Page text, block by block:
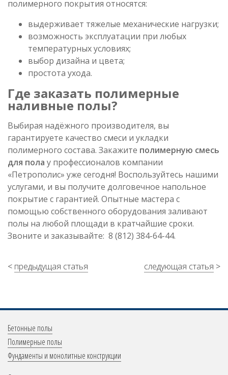
полимерного покрытия относятся:
выдерживает тяжелые механические нагрузки;
возможность эксплуатации при любых
температурных условиях;
выбор дизайна и цвета;
простота ухода.
Где заказать полимерные
наливные полы?
Выбирая надёжного производителя, вы
гарантируете качество смеси и укладки
полимерного состава. Закажите полимерную смесь
для пола у профессионалов компании
«Петрополис» уже сегодня! Воспользуйтесь нашими
услугами, и вы получите долговечное напольное
покрытие с гарантией. Опытные мастера с
помощью собственного оборудования заливают
полы на любой площади в кратчайшие сроки.
Звоните и заказывайте: 8 (812) 384-64-44.
< предыдущая статья следующая статья >
Меню
в
подвале
Бетонные полы
Полимерные полы
Фундаменты и монолитные конструкции